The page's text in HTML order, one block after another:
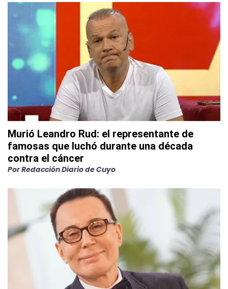
Murió Leandro Rud: el representante de
famosas que luchó durante una década
contra el cáncer
PorRedacción Diario de Cuyo